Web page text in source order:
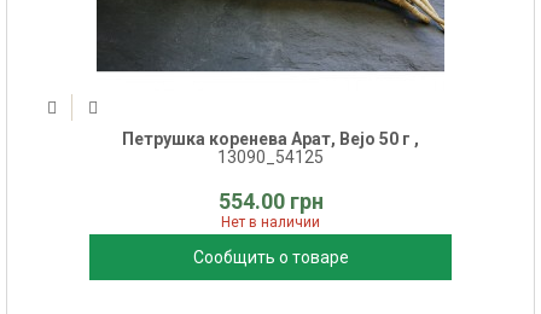
Петрушка коренева Арат, Bejo 50 г ,
13090_54125
554.00 грн
Нет в наличии
Сообщить о товаре